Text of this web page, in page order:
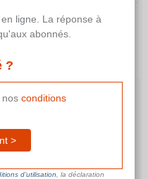
le cadre de votre
pour toute aide
ligne. La réponse à
abonnés.
?
nos conditions
>
d’utilisation , la déclaration